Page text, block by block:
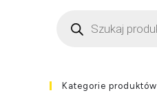
Kategorie produktów